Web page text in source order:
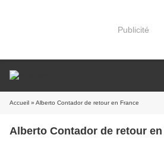
Publicité
Accueil » Alberto Contador de retour en France
Alberto Contador de retour